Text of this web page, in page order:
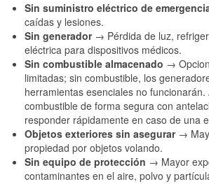
Sin suministro eléctrico de
caídas y lesiones.
Sin generador → Pérdida de luz,
eléctrica para dispositivos médicos.
Sin combustible almacenado →
limitadas; sin combustible, los
herramientas esenciales no funcionarán.
combustible de forma segura con
responder rápidamente en caso de una
Objetos exteriores sin asegurar →
propiedad por objetos volando.
Sin equipo de protección → Mayor
contaminantes en el aire, polvo y